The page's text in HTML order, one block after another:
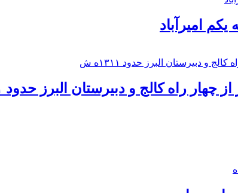
امیرآباد
راه كالج و دبيرستان البرز حدود ۱۳۱۱ه ش